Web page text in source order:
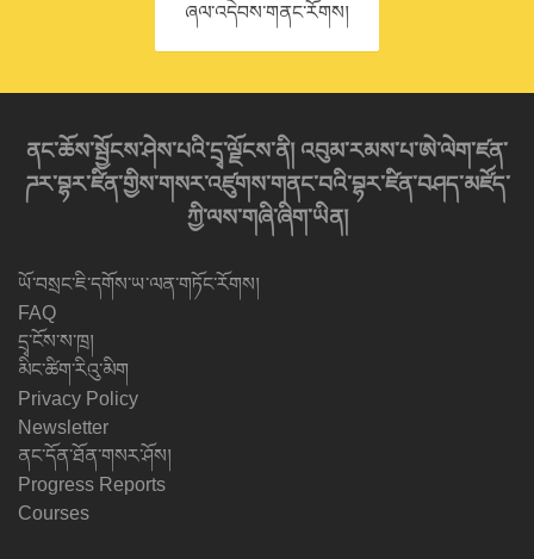
ཞལ་འདེབས་གནང་རོགས།
ནང་ཆོས་སྦྱོངས་ཤེས་པའི་དྲྭ་ལྗོངས་ནི། འབུམ་རམས་པ་ཨེ་ལེག་ཛན་
ཌར་བྷར་ཛིན་གྱིས་གསར་འཛུགས་གནང་བའི་བྷར་ཛིན་བཤད་མཛོད་
ཀྱི་ལས་གཞི་ཞིག་ཡིན།
ཡོ་བསྲང་ཇི་དགོས་ཡ་ལན་གཏོང་རོགས།
FAQ
དྲྭ་ངོས་ས་ཁྲ།
མིང་ཚིག་རིའུ་མིག
Privacy Policy
Newsletter
ནང་དོན་ཐོན་གསར་ཤོས།
Progress Reports
Courses